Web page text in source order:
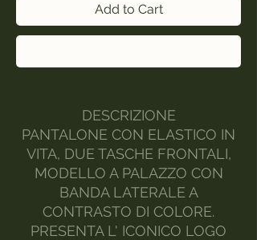
Add to Cart
DESCRIZIONE
PANTALONE CON ELASTICO IN
VITA, DUE TASCHE FRONTALI,
MODELLO A PALAZZO CON
BANDA LATERALE A
CONTRASTO DI COLORE.
PRESENTA L' ICONICO LOGO